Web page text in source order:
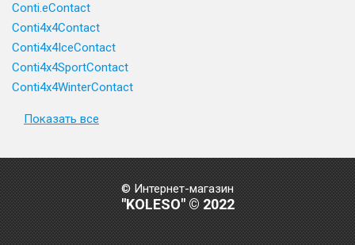
Conti.eContact
Conti4x4Contact
Conti4x4IceContact
Conti4x4SportContact
Conti4x4WinterContact
Показать все
© Интернет-магазин
"KOLESO" © 2022